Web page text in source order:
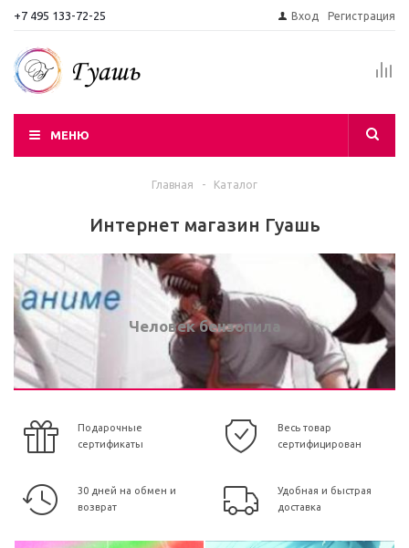
+7 495 133-72-25 Вход Регистрация
МЕНЮ
Главная - Каталог
Интернет магазин Гуашь
Человек бензопила
Подарочные
сертификаты
Весь товар
сертифицирован
30 дней на обмен и
возврат
Удобная и быстрая
доставка